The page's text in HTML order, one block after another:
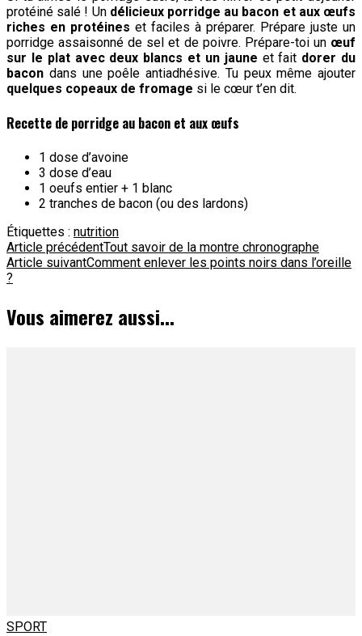
protéiné salé ! Un délicieux porridge au bacon et aux œufs
riches en protéines et faciles à préparer. Prépare juste un
porridge assaisonné de sel et de poivre. Prépare-toi un œuf
sur le plat avec deux blancs et un jaune et fait dorer du
bacon dans une poêle antiadhésive. Tu peux même ajouter
quelques copeaux de fromage si le cœur t’en dit.
Recette de porridge au bacon et aux œufs
1 dose d’avoine
3 dose d’eau
1 oeufs entier + 1 blanc
2 tranches de bacon (ou des lardons)
Étiquettes : nutrition
Navigation
d'article
Article précédentTout savoir de la montre chronographe
Article suivantComment enlever les points noirs dans l’oreille
?
Vous aimerez aussi...
SPORT